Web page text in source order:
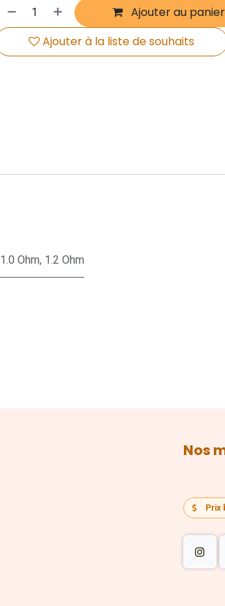
Ajouter au panier
Ajouter à la liste de souhaits
1.0 Ohm, 1.2 Ohm
Nos
Prix